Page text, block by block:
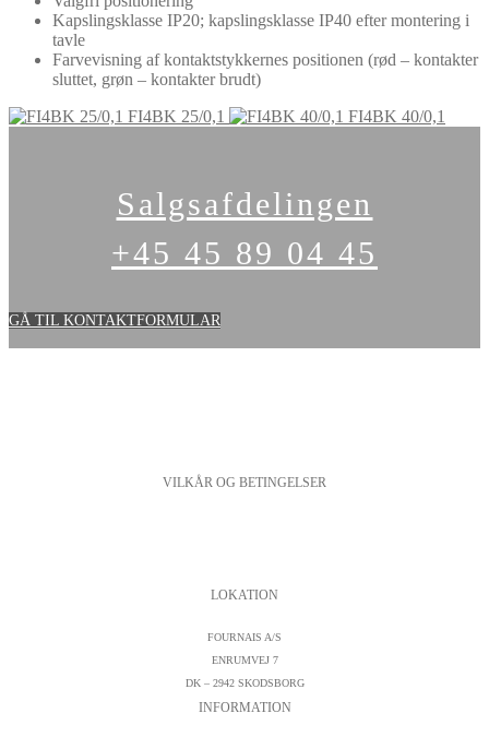
Kapslingsklasse IP20; kapslingsklasse IP40 efter montering i
tavle
Farvevisning af kontaktstykkernes positionen (rød – kontakter
sluttet, grøn – kontakter brudt)
FI4BK 25/0,1
FI4BK 40/0,1
Salgsafdelingen
+45 45 89 04 45
GÅ TIL KONTAKTFORMULAR
VILKÅR OG BETINGELSER
LOKATION
FOURNAIS A/S
ENRUMVEJ 7
DK – 2942 SKODSBORG
INFORMATION